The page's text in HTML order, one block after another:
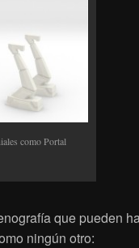
como Portal
que pueden
ningún otro: